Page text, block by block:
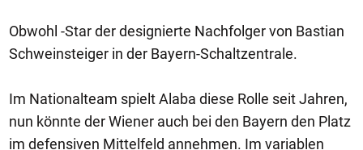
Obwohl -Star der designierte Nachfolger von Bastian
Schweinsteiger in der Bayern-Schaltzentrale.
Im Nationalteam spielt Alaba diese Rolle seit Jahren,
nun könnte der Wiener auch bei den Bayern den Platz
im defensiven Mittelfeld annehmen. Im variablen